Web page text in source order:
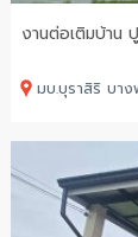
งานต่อเติมบ้าน
มบ.บุราสิริ บา